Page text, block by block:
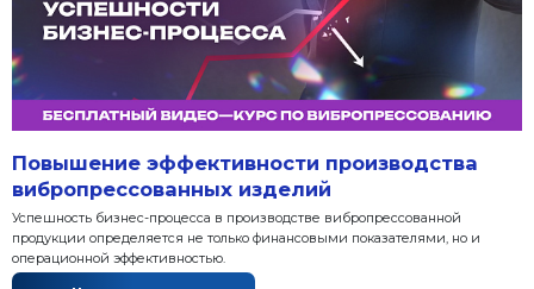
Спрос рождает бизнес: как не
рынком сбыта
Перед запуском производства
спроса является главным фактором. В своей